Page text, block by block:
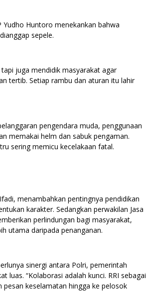
Huntoro menekankan bahwa
sepele.
juga mendidik masyarakat agar
tertib. Setiap rambu dan aturan itu lahir
pengendara muda, penggunaan
memakai helm dan sabuk pengaman.
sering memicu kecelakaan fatal.
menambahkan pentingnya pendidikan
karakter. Sedangkan perwakilan Jasa
perlindungan bagi masyarakat,
utama daripada penanganan.
sinergi antara Polri, pemerintah
luas. “Kolaborasi adalah kunci. RRI sebagai
keselamatan hingga ke pelosok